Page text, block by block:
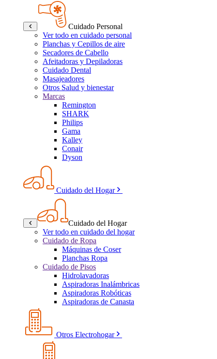
Cuidado Personal
Ver todo en cuidado personal
Planchas y Cepillos de aire
Secadores de Cabello
Afeitadoras y Depiladoras
Cuidado Dental
Masajeadores
Otros Salud y bienestar
Marcas
Remington
SHARK
Philips
Gama
Kalley
Conair
Dyson
Cuidado del Hogar
Cuidado del Hogar
Ver todo en cuidado del hogar
Cuidado de Ropa
Máquinas de Coser
Planchas Ropa
Cuidado de Pisos
Hidrolavadoras
Aspiradoras Inalámbricas
Aspiradoras Robóticas
Aspiradoras de Canasta
Otros Electrohogar